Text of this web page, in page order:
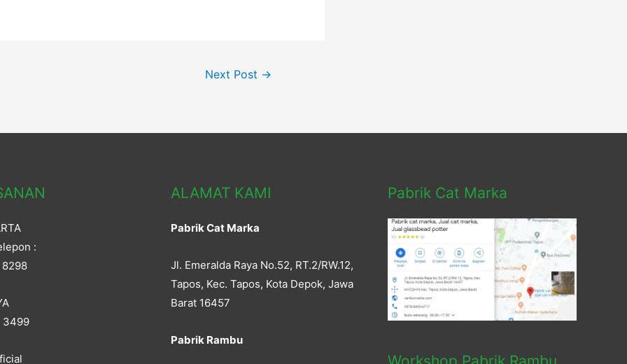
Next Post →
:
8298
3499
ALAMAT KAMI
Pabrik Cat Marka
Jl. Emeralda Raya No.52, RT.2/RW.12,
Tapos, Kec. Tapos, Kota Depok, Jawa
Barat 16457
Pabrik Rambu
Pabrik Cat Marka